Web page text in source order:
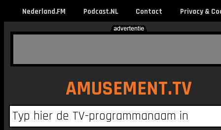
Nederland.FM Podcast.NL Contact Privacy &
AMUSEMENT.TV